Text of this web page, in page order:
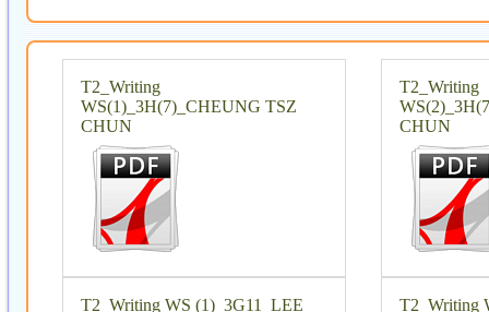
T2_Writing
WS(1)_3H(7)_CHEUNG TSZ
CHUN
T2_Writing
CHUN
T2_Writing WS (1)_3G11_LEE
T2_Writing